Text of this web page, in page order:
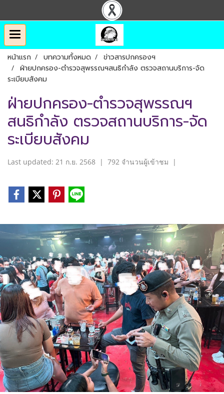
หน้าแรก บทความทั้งหมด
ข่าวสารปกครองฯ
ฝ่ายปกครอง-ตำรวจสุพรรณฯสนธิกำลัง ตรวจสถานบริการ-จัด
ระเบียบสังคม
ฝ่ายปกครอง-ตำรวจสุพรรณฯ
สนธิกำลัง ตรวจสถานบริการ-จัด
ระเบียบสังคม
Last updated: 21 ก.ย. 2568 | 792 จำนวนผู้เข้าชม |